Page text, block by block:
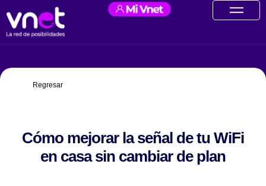
Regresar
Cómo mejorar la señal de tu WiFi
en casa sin cambiar de plan